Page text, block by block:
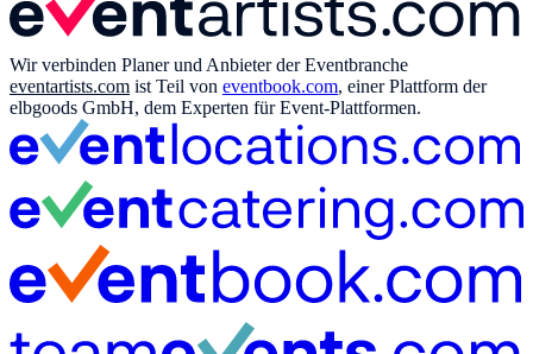
Wir verbinden Planer und Anbieter der Eventbranche
eventartists.com ist Teil von eventbook.com, einer Plattform der
elbgoods GmbH, dem Experten für Event-Plattformen.